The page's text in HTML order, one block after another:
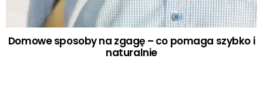
Domowe sposoby na zgagę – co pomaga szybko i
naturalnie